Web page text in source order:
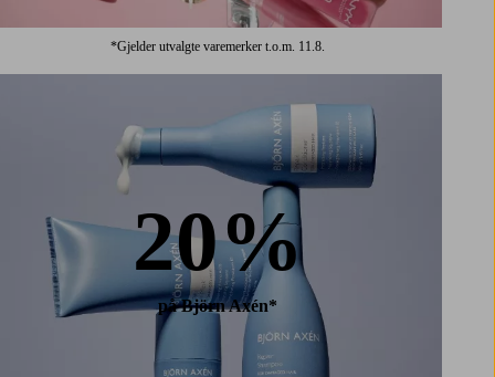
*Gjelder utvalgte varemerker t.o.m. 11.8.
20%
på Björn Axén*